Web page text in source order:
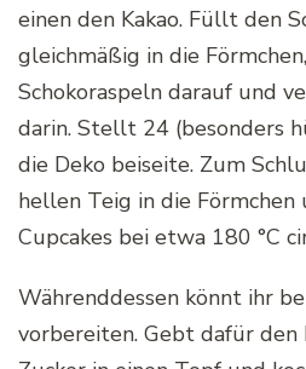
einen den Kakao. Füllt den
gleichmäßig in die
Schokoraspeln darauf und
darin. Stellt 24 (besonders
die Deko beiseite. Zum
hellen Teig in die Förmchen
Cupcakes bei etwa 180 °C
Währenddessen könnt ihr
vorbereiten. Gebt dafür den